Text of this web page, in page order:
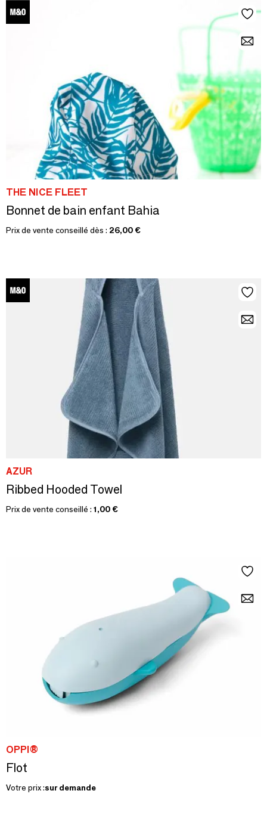
THE NICE FLEET
Bonnet de bain enfant Bahia
Prix de vente conseillé dès : 26,00 €
AZUR
Ribbed Hooded Towel
Prix de vente conseillé : 1,00 €
OPPI®
Flot
Votre prix :sur demande